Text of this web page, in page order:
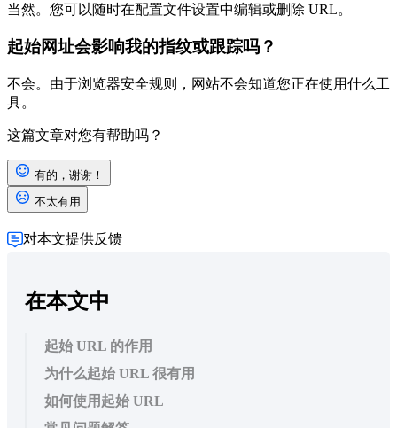
当然。您可以随时在配置文件设置中编辑或删除 URL。
起始网址会影响我的指纹或跟踪吗？
不会。由于浏览器安全规则，网站不会知道您正在使用什么工
具。
这篇文章对您有帮助吗？
有的，谢谢！
不太有用
对本文提供反馈
在本文中
起始 URL 的作用
为什么起始 URL 很有用
如何使用起始 URL